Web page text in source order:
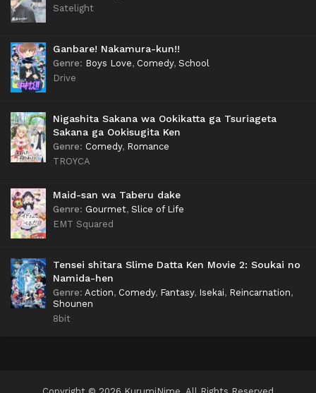
Satelight
Ganbare! Nakamura-kun!!
Genre: Boys Love, Comedy, School
Drive
Nigashita Sakana wa Ookikatta ga Tsuriageta
Sakana ga Ookisugita Ken
Genre: Comedy, Romance
TROYCA
Maid-san wa Taberu dake
Genre: Gourmet, Slice of Life
EMT Squared
Tensei shitara Slime Datta Ken Movie 2: Soukai no
Namida-hen
Genre: Action, Comedy, Fantasy, Isekai, Reincarnation,
Shounen
8bit